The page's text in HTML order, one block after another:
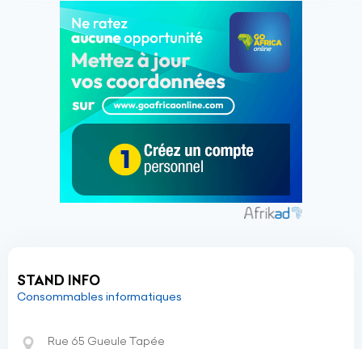
STAND INFO
Consommables informatiques
Rue 65 Gueule Tapée